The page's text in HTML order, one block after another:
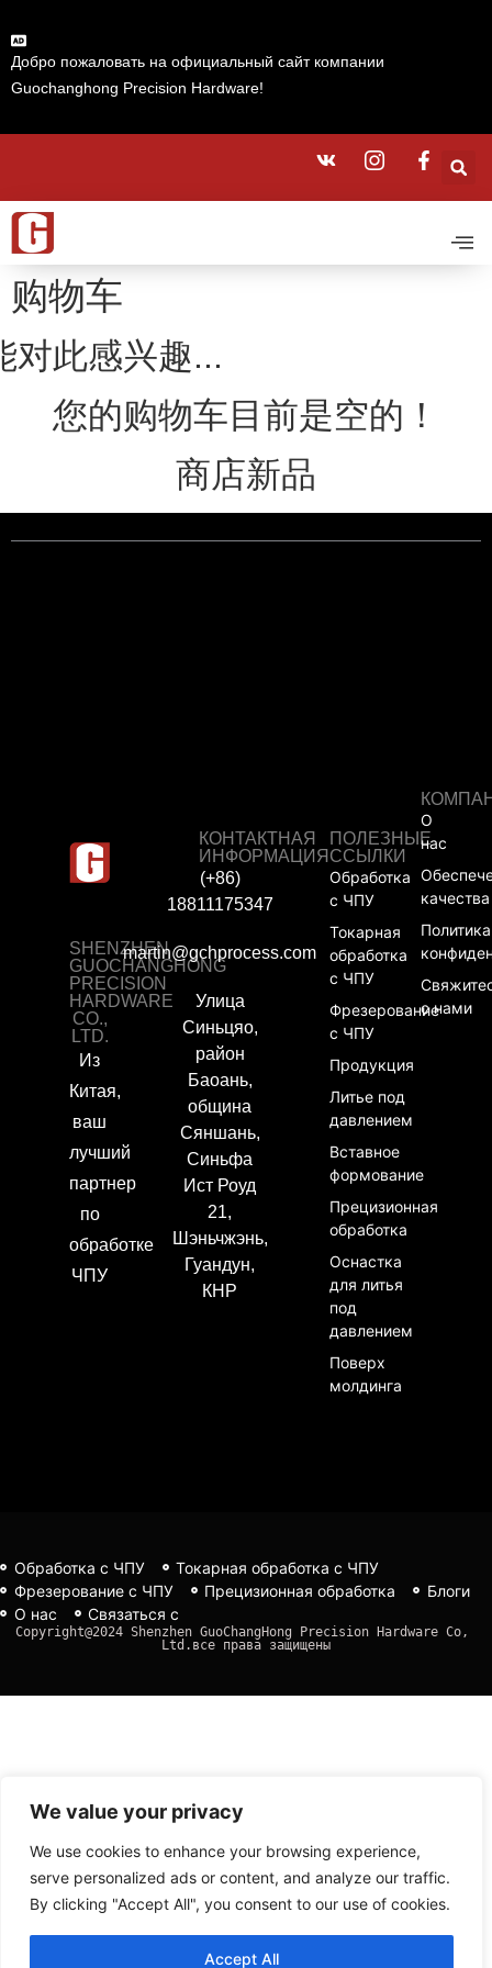
We value your privacy
We use cookies to enhance your browsing experience,
serve personalized ads or content, and analyze our traffic.
By clicking "Accept All", you consent to our use of cookies.
Accept All
Добро пожаловать на официальный сайт компании
Guochanghong Precision Hardware!
购物车
对此感兴趣...
您的购物车目前是空的！
商店新品
SHENZHEN
GUOCHANGHONG
PRECISION
HARDWARE
CO.,
LTD.
Из
Китая,
ваш
лучший
партнер
по
обработке
ЧПУ
КОНТАКТНАЯ
ИНФОРМАЦИЯ
(+86)
18811175347
martin@gchprocess.com
Улица
Синьцяо,
район
Баоань,
община
Сяншань,
Синьфа
Ист Роуд
21,
Шэньчжэнь,
Гуандун,
КНР
ПОЛЕЗНЫЕ
ССЫЛКИ
Обработка
с ЧПУ
Токарная
обработка
с ЧПУ
Фрезерование
с ЧПУ
Продукция
Литье под
давлением
Вставное
формование
Прецизионная
обработка
Оснастка
для литья
под
давлением
Поверх
молдинга
О
нас
качества
Политика
с нами
Обработка с ЧПУ
Токарная обработка с ЧПУ
Фрезерование с ЧПУ
Прецизионная обработка
Блоги
О нас
Связаться с
Copyright@2024 Shenzhen GuoChangHong Precision Hardware Co,
Ltd.все права защищены